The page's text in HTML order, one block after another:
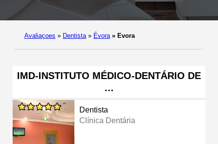
Avaliaçoes » Dentista » Évora » Evora
IMD-INSTITUTO MÉDICO-DENTÁRIO DE
…
Dentista
Clínica Dentária